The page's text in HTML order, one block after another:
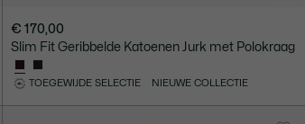
€ 170,00
Slim Fit Geribbelde Katoenen Jurk met Polokraag
TOEGEWIJDE SELECTIE NIEUWE COLLECTIE